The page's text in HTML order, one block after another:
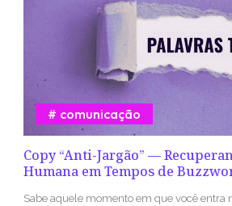
Copy “Anti-Jargão” —
Humana em Tempos de
comunicação
Sabe aquele momento em que você entra